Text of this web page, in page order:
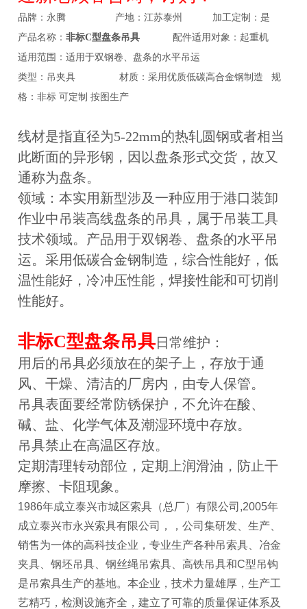
品牌：永腾 产地：江苏泰州 加工定制：是
产品名称：非标C型盘条吊具 配件适用对象：起重机
适用范围：适用于双钢卷、盘条的水平吊运
类型：吊夹具 材质：采用优质低碳高合金钢制造 规
格：非标 可定制 按图生产
线材是指直径为5-22mm的热轧圆钢或者相当
此断面的异形钢，因以盘条形式交货，故又
通称为盘条。
领域：本实用新型涉及一种应用于港口装卸
作业中吊装高线盘条的吊具，属于吊装工具
技术领域。 产品用于双钢卷、盘条的水平吊
运。采用低碳合金钢制造，综合性能好，低
温性能好，冷冲压性能，焊接性能和可切削
性能好。
非标C型盘条吊具日常维护：
用后的吊具必须放在的架子上，存放于通
风、干燥、清洁的厂房内，由专人保管。
吊具表面要经常防锈保护，不允许在酸、
碱、盐、化学气体及潮湿环境中存放。
吊具禁止在高温区存放。
定期清理转动部位，定期上润滑油，防止干
摩擦、卡阻现象。
1986年成立泰兴市城区索具（总厂）有限公司,2005年
成立泰兴市永兴索具有限公司，，公司集研发、生产、
销售为一体的高科技企业，专业生产各种吊索具、冶金
夹具、钢坯吊具、钢丝绳吊索具、高铁吊具和C型吊钩
是吊索具生产的基地。本企业，技术力量雄厚，生产工
艺精巧，检测设施齐全，建立了可靠的质量保证体系及